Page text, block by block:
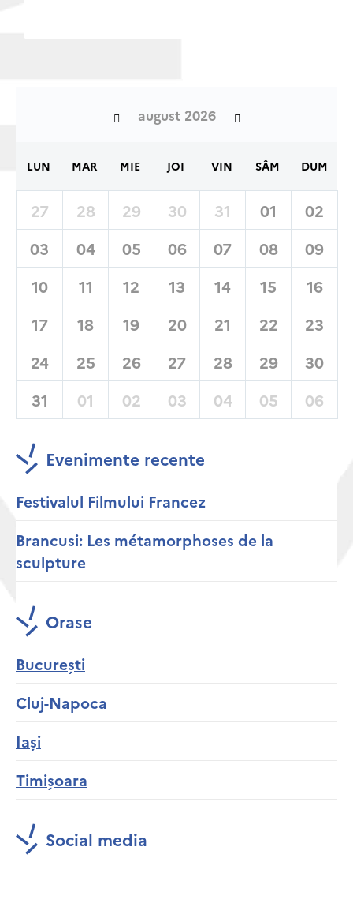
august 2026
LUN MAR MIE JOI VIN SÂM DUM
27 28 29 30 31 01
02
03
04 05 06 07 08
09
10
11 12 13 14 15
16
17
18 19 20 21 22
23
24
25 26 27 28 29
30
31
01 02 03 04 05 06
Evenimente recente
Festivalul Filmului Francez
Brancusi: Les métamorphoses de la
sculpture
Orase
București
Cluj-Napoca
Iași
Timișoara
Social media